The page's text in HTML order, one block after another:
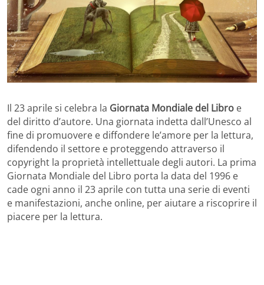
Il 23 aprile si celebra la Giornata Mondiale del Libro e
del diritto d’autore. Una giornata indetta dall’Unesco al
fine di promuovere e diffondere le’amore per la lettura,
difendendo il settore e proteggendo attraverso il
copyright la proprietà intellettuale degli autori. La prima
Giornata Mondiale del Libro porta la data del 1996 e
cade ogni anno il 23 aprile con tutta una serie di eventi
e manifestazioni, anche online, per aiutare a riscoprire il
piacere per la lettura.